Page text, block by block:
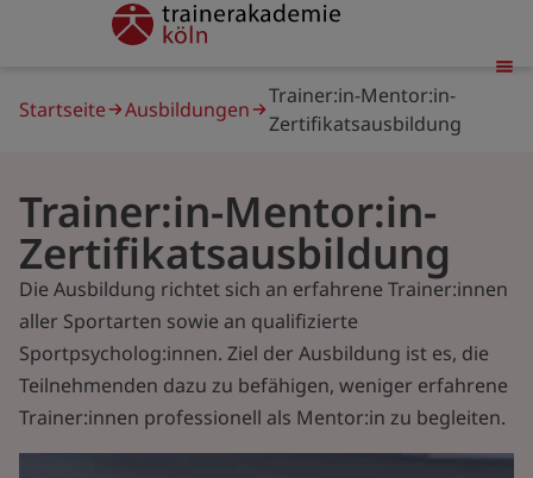
trainerakademie
Startseite
Ausbildungen
Trainer:in-Mentor:in-
Zertifikatsausbildung
Trainer:in-Mentor:in-
Zertifikatsausbildung
Die Ausbildung richtet sich an erfahrene Trainer:innen
aller Sportarten sowie an qualifizierte
Sportpsycholog:innen. Ziel der Ausbildung ist es, die
Teilnehmenden dazu zu befähigen, weniger erfahrene
Trainer:innen professionell als Mentor:in zu begleiten.